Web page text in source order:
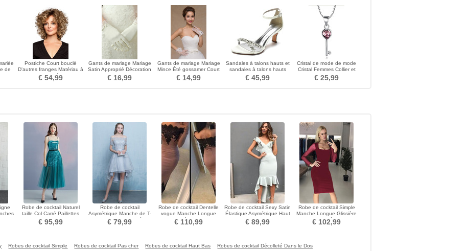
de
robe
Postiche Court bouclé
D'autres franges Matériau à
haute température
€ 54,99
Gants de mariage Mariage
Satin Approprié Décoration
Court Ivoire
€ 16,99
Gants de mariage Mariage
Mince Été gossamer Court
Doigt entier
€ 14,99
Sandales à talons hauts et
sandales à talons hauts
pour femmes
€ 45,99
Cristal de mode de mode
Cristal Femmes Collier et
pendentif
€ 25,99
Robe de cocktail Naturel
taille Col Carré Paillettes
Longueur Mollet
€ 95,99
Robe de cocktail
Asymétrique Manche de T-
shirt Laçage Norme Elégant
€ 79,99
Robe de cocktail Dentelle
vogue Manche Longue
Satin Près du corps
€ 110,99
Robe de cocktail Sexy Satin
Élastique Asymétrique Haut
Bas Ballon
€ 89,99
Robe de cocktail Simple
Manche Longue Glissière
Manche Aérienne
€ 102,99
Robes de cocktail Simple Robes de cocktail Pas cher Robes de cocktail Haut Bas
Robes de cocktail Décolleté Dans le Dos